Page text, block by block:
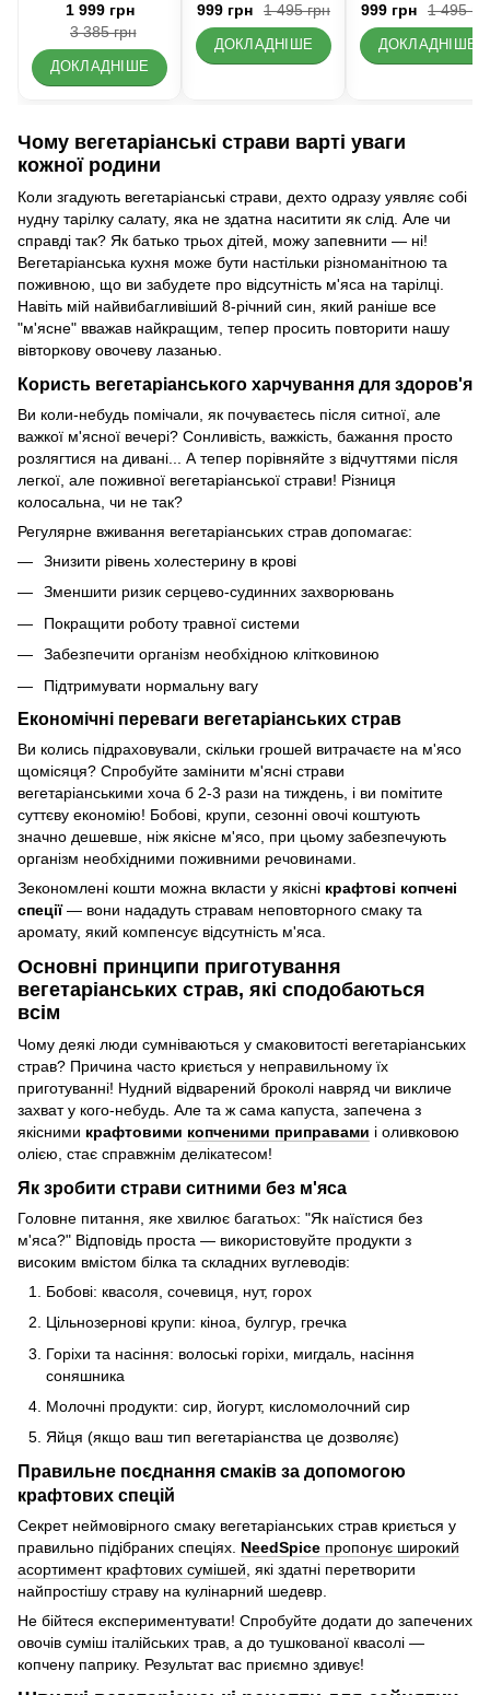
NeedSpice™"
1 999 грн
3 385 грн
ДОКЛАДНІШЕ
999 грн
1 495 грн
ДОКЛАДНІШЕ
999 грн
1 495
ДОКЛАДНІШЕ
Чому вегетаріанські страви варті уваги
кожної родини
Коли згадують вегетаріанські страви, дехто одразу уявляє собі
нудну тарілку салату, яка не здатна наситити як слід. Але чи
справді так? Як батько трьох дітей, можу запевнити — ні!
Вегетаріанська кухня може бути настільки різноманітною та
поживною, що ви забудете про відсутність м'яса на тарілці.
Навіть мій найвибагливіший 8-річний син, який раніше все
"м'ясне" вважав найкращим, тепер просить повторити нашу
вівторкову овочеву лазанью.
Користь вегетаріанського харчування для здоров'я
Ви коли-небудь помічали, як почуваєтесь після ситної, але
важкої м'ясної вечері? Сонливість, важкість, бажання просто
розлягтися на дивані... А тепер порівняйте з відчуттями після
легкої, але поживної вегетаріанської страви! Різниця
колосальна, чи не так?
Регулярне вживання вегетаріанських страв допомагає:
Знизити рівень холестерину в крові
Зменшити ризик серцево-судинних захворювань
Покращити роботу травної системи
Забезпечити організм необхідною клітковиною
Підтримувати нормальну вагу
Економічні переваги вегетаріанських страв
Ви колись підраховували, скільки грошей витрачаєте на м'ясо
щомісяця? Спробуйте замінити м'ясні страви
вегетаріанськими хоча б 2-3 рази на тиждень, і ви помітите
суттєву економію! Бобові, крупи, сезонні овочі коштують
значно дешевше, ніж якісне м'ясо, при цьому забезпечують
організм необхідними поживними речовинами.
Зекономлені кошти можна вкласти у якісні крафтові копчені
спеції— вони нададуть стравам неповторного смаку та
аромату, який компенсує відсутність м'яса.
Основні принципи приготування
вегетаріанських страв, які сподобаються
всім
Чому деякі люди сумніваються у смаковитості вегетаріанських
страв? Причина часто криється у неправильному їх
приготуванні! Нудний відварений броколі навряд чи викличе
захват у кого-небудь. Але та ж сама капуста, запечена з
якісними крафтовими копченими приправами і оливковою
олією, стає справжнім делікатесом!
Як зробити страви ситними без м'яса
Головне питання, яке хвилює багатьох: "Як наїстися без
м'яса?" Відповідь проста — використовуйте продукти з
високим вмістом білка та складних вуглеводів:
Бобові: квасоля, сочевиця, нут, горох
Цільнозернові крупи: кіноа, булгур, гречка
Горіхи та насіння: волоські горіхи, мигдаль, насіння
соняшника
Молочні продукти: сир, йогурт, кисломолочний сир
Яйця (якщо ваш тип вегетаріанства це дозволяє)
Правильне поєднання смаків за допомогою
крафтових спецій
Секрет неймовірного смаку вегетаріанських страв криється у
правильно підібраних спеціях. NeedSpice пропонує широкий
асортимент крафтових сумішей , які здатні перетворити
найпростішу страву на кулінарний шедевр.
Не бійтеся експериментувати! Спробуйте додати до запечених
овочів суміш італійських трав, а до тушкованої квасолі —
копчену паприку. Результат вас приємно здивує!